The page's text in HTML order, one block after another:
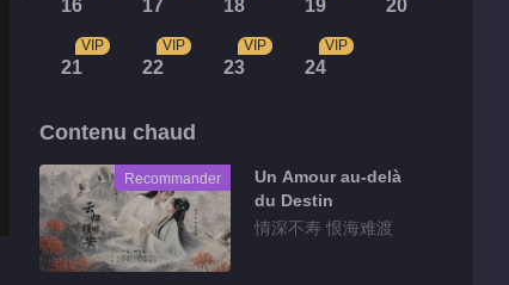
16 17 18 19 20
21
VIP
22
VIP
23
VIP
24
VIP
Contenu chaud
Recommander
Un Amour au-delà
du Destin
情深不寿 恨海难渡